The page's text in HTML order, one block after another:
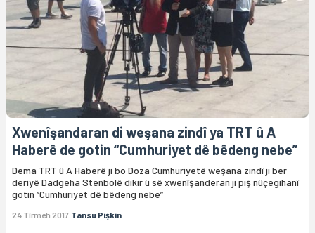
Xwenîşandaran di weşana zindî ya TRT û A
Haberê de gotin “Cumhuriyet dê bêdeng nebe”
Dema TRT û A Haberê ji bo Doza Cumhuriyetê weşana zindî ji ber
deriyê Dadgeha Stenbolê dikir û sê xwenîşanderan ji piş nûçegihanî
gotin “Cumhuriyet dê bêdeng nebe”
24 Tîrmeh 2017 Tansu Pişkin